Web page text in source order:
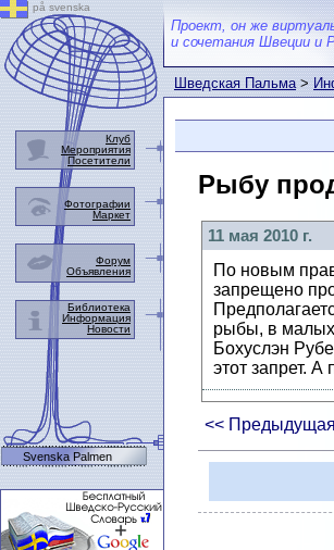
Проект, он же
и сочетания Швеции и
Шведская Пальма>
Рыбу
11 мая 2010 г.
По новым
запрещено
рыбы, в малых
Бохуслэн
этот запрет.
<< Предыдущая
på svenska
Клуб
Мероприятия
Посетители
Фотографии
Маркет
Форум
Объявления
Библиотека
Информация
Новости
Svenska Palmen